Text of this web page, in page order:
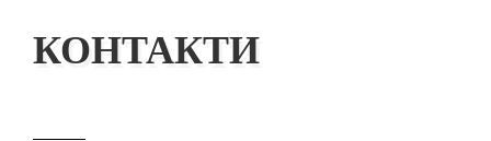
КОНТАКТИ